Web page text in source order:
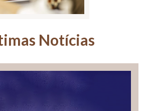
Notícias